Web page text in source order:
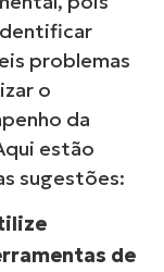
problemas
o
da
estão
sugestões:
de